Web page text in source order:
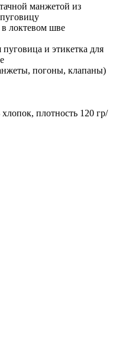
манжетой из
в локтевом шве
и этикетка для
погоны, клапаны)
плотность 120 гр/